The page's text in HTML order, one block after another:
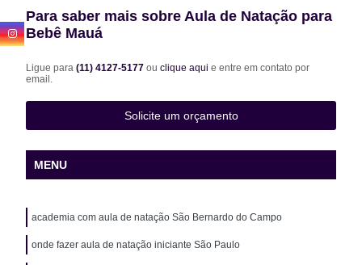
Para saber mais sobre Aula de Natação para
Bebê Mauá
Ligue para(11) 4127-5177ouclique aqui e entre em contato por
email.
Solicite um orçamento
MENU
academia com aula de natação São Bernardo do Campo
onde fazer aula de natação iniciante São Paulo